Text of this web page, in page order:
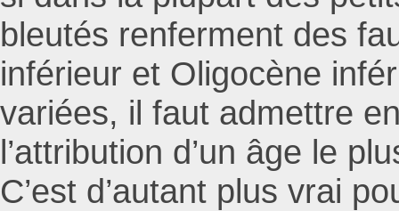
bleutés renferment des
inférieur et Oligocène
variées, il faut admettre
l’attribution d’un âge le
C’est d’autant plus vrai